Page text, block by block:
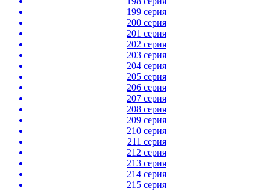
199 серия
200 серия
201 серия
202 серия
203 серия
204 серия
205 серия
206 серия
207 серия
208 серия
209 серия
210 серия
211 серия
212 серия
213 серия
214 серия
215 серия